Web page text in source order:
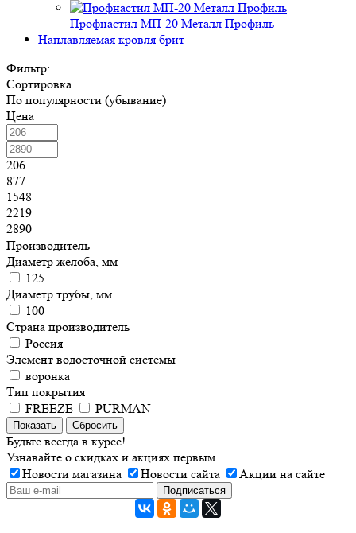
Профнастил МП-20 Металл Профиль
Наплавляемая кровля брит
Фильтр:
Сортировка
По популярности (убывание)
Цена
206
877
1548
2219
2890
Производитель
Диаметр желоба, мм
125
Диаметр трубы, мм
100
Страна производитель
Россия
Элемент водосточной системы
воронка
Тип покрытия
FREEZE
PURMAN
Показать Сбросить
Будьте всегда в курсе!
Узнавайте о скидках и акциях первым
Новости магазина
Новости сайта Акции на сайте